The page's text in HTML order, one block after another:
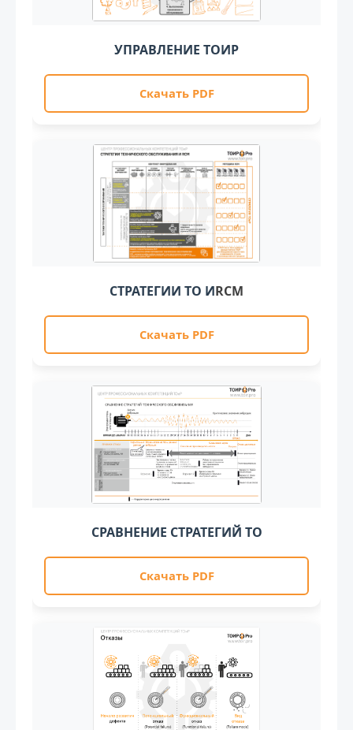
УПРАВЛЕНИЕ ТОИР
Скачать PDF
СТРАТЕГИИ ТО ИRCM
Скачать PDF
СРАВНЕНИЕ СТРАТЕГИЙ ТО
Скачать PDF